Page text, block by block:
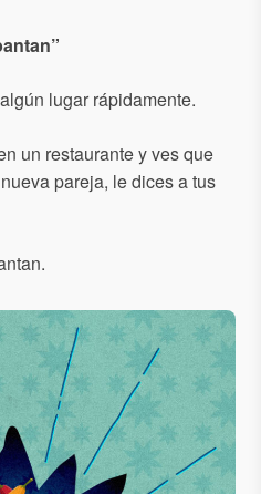
”
lugar rápidamente.
un restaurante y ves que
pareja, le dices a tus